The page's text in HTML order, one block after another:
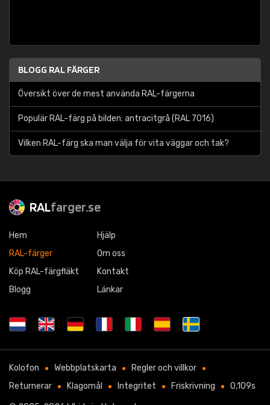
BLOGG RAL FÄRGER
Översikt över de mest använda RAL-färgerna
Populär RAL-färg på bilden: antracitgrå (RAL 7016)
Vilken RAL-färg ska man välja för vita väggar och tak?
RALfarger.se
Hem
RAL-färger
Köp RAL-färgfläkt
Blogg
Hjälp
Om oss
Kontakt
Länkar
Kolofon Webbplatskarta
Regler och villkor
Returnerar
Klagomål Integritet Friskrivning 0,109s